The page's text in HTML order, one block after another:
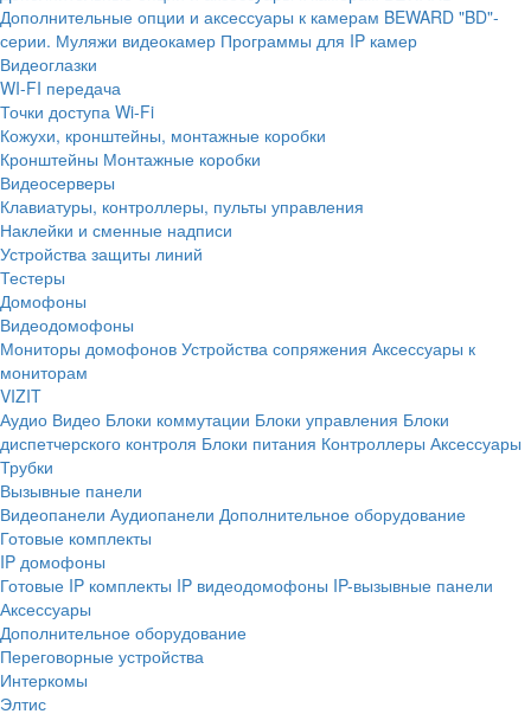
Дополнительные опции и аксессуары к камерам BEWARD "BD"-
серии. Муляжи видеокамер Программы для IP камер
Видеоглазки
WI-FI передача
Точки доступа Wi-Fi
Кожухи, кронштейны, монтажные коробки
Кронштейны Монтажные коробки
Видеосерверы
Клавиатуры, контроллеры, пульты управления
Наклейки и сменные надписи
Устройства защиты линий
Тестеры
Домофоны
Видеодомофоны
Мониторы домофонов Устройства сопряжения Аксессуары к
мониторам
VIZIT
Аудио Видео Блоки коммутации Блоки управления Блоки
диспетчерского контроля Блоки питания Контроллеры Аксессуары
Трубки
Вызывные панели
Видеопанели Аудиопанели Дополнительное оборудование
Готовые комплекты
IP домофоны
Готовые IP комплекты IP видеодомофоны IP-вызывные панели
Аксессуары
Дополнительное оборудование
Переговорные устройства
Интеркомы
Элтис